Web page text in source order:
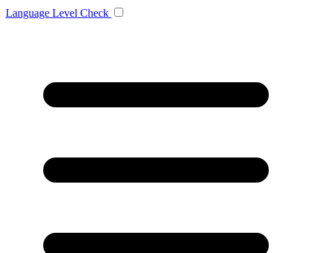
Language Level Check